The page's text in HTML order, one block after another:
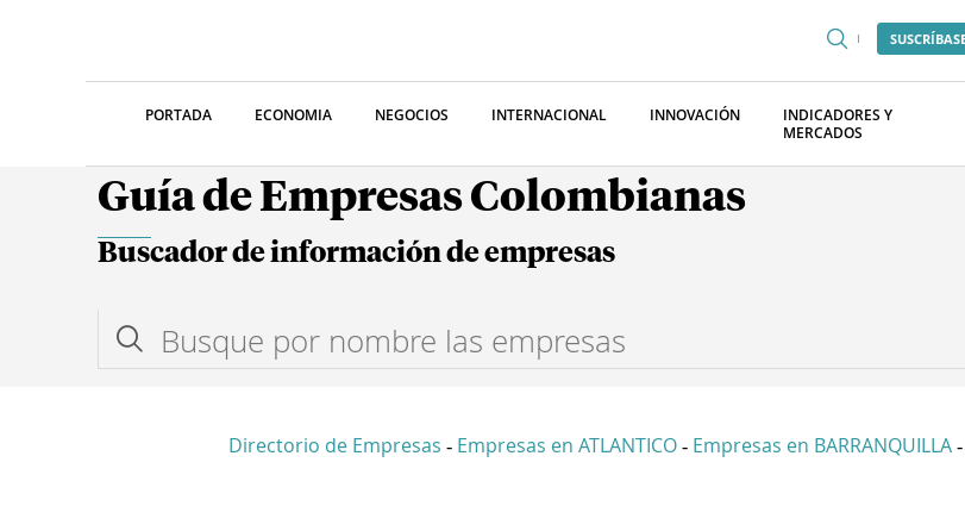
PORTADA ECONOMIA NEGOCIOS INTERNACIONAL INNOVACIÓN
INDICADORES Y
MERCADOS
Guía de Empresas Colombianas
Buscador de información de empresas
Directorio de Empresas - Empresas en ATLANTICO - Empresas en BARRANQUILLA -